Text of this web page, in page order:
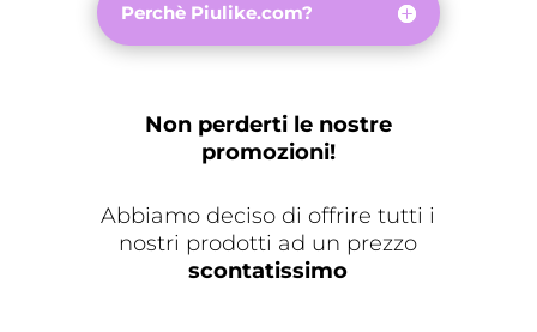
Perchè Piulike.com?
Non perderti le nostre
promozioni!
Abbiamo deciso di offrire tutti i
nostri prodotti ad un prezzo
scontatissimo